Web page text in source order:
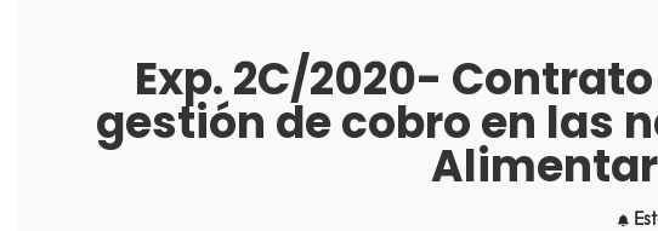
Exp. 2C/2020-
gestión de cobro en las